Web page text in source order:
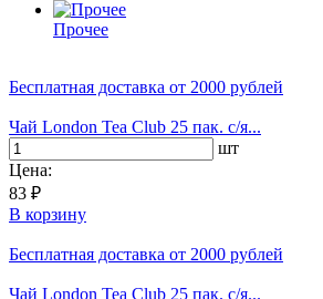
Прочее
Бесплатная доставка от 2000 рублей
Чай London Tea Club 25 пак. с/я...
шт
Цена:
83 ₽
В корзину
Бесплатная доставка от 2000 рублей
Чай London Tea Club 25 пак. с/я...